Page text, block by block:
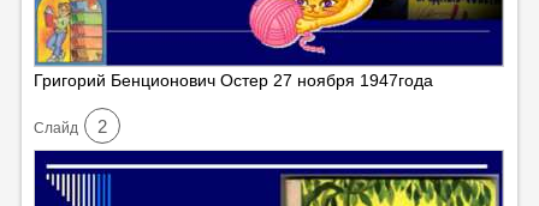
Григорий Бенционович Остер 27 ноября 1947года
Cлайд 2